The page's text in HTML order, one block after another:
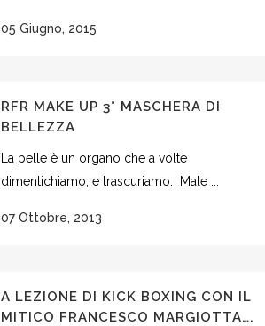
05 Giugno, 2015
RFR MAKE UP 3° MASCHERA DI
BELLEZZA
La pelle è un organo che a volte
dimentichiamo, e trascuriamo. Male ...
07 Ottobre, 2013
A LEZIONE DI KICK BOXING CON IL
MITICO FRANCESCO MARGIOTTA….